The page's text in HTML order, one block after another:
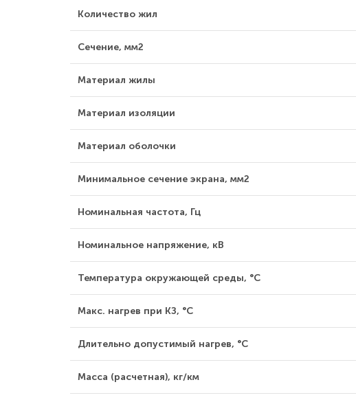
Количество жил
Сечение, мм2
Материал жилы
Материал изоляции
Материал оболочки
Минимальное сечение экрана, мм2
Номинальная частота, Гц
Номинальное напряжение, кВ
Температура окружающей среды, °С
Макс. нагрев при КЗ, °С
Длительно допустимый нагрев, °С
Масса (расчетная), кг/км